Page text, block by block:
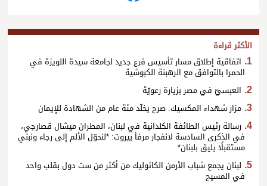
الأكثر قراءة
اتفاقية إطلاق مسار تأسيس فرع جديد لجامعة سيدة اللويزة في
الحمرا بالتوافق مع الرهبنة الكبوشية
العبسيّ في مصر بزيارة رعويّة
مزار شهداء المكسيك: صرح يخلّد مئة عام من الشهادة للإيمان
رسالة رئيس الطائفة الكلدانية في لبنان، المطران ميشال قصارجي،
في الذكرى السادسة لانفجار مرفأ بيروت: *لنحوّل الألم إلى رجاء ونبني
مستقبلًا يليق بلبنان*
لبنان يجمع شباب الأرمن الكاثوليك من أكثر من ست دول بقلب واحد
في المسيح